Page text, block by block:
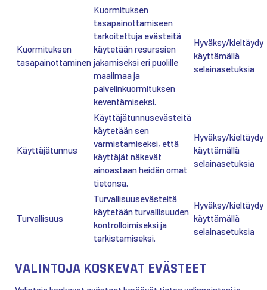
Kuormituksen
tasapainottaminen
Kuormituksen
tasapainottamiseen
tarkoitettuja evästeitä
käytetään resurssien
jakamiseksi eri puolille
maailmaa ja
palvelinkuormituksen
keventämiseksi.
Hyväksy/kieltäydy
käyttämällä
selainasetuksia
Käyttäjätunnus
Käyttäjätunnusevästeitä
käytetään sen
varmistamiseksi, että
käyttäjät näkevät
ainoastaan heidän omat
tietonsa.
Hyväksy/kieltäydy
käyttämällä
selainasetuksia
Turvallisuus
Turvallisuusevästeitä
käytetään turvallisuuden
kontrolloimiseksi ja
tarkistamiseksi.
Hyväksy/kieltäydy
käyttämällä
selainasetuksia
VALINTOJA KOSKEVAT EVÄSTEET